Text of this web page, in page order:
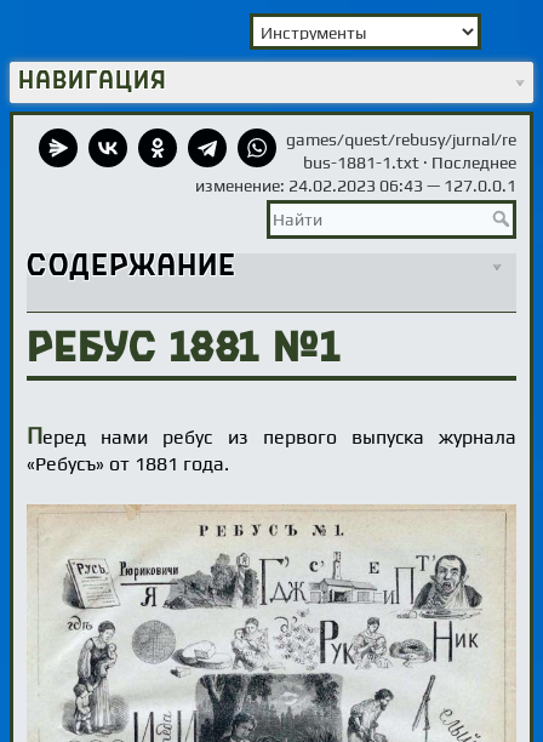
Навигация
games/quest/rebusy/jurnal/re
bus-1881-1.txt· Последнее
изменение: 24.02.2023 06:43 — 127.0.0.1
Содержание
Ребус 1881 №1
Перед нами ребус из первого выпуска журнала
«Ребусъ» от 1881 года.